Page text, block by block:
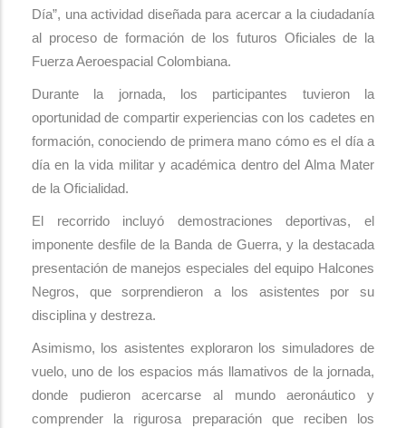
Día”, una actividad diseñada para acercar a la ciudadanía
al proceso de formación de los futuros Oficiales de la
Fuerza Aeroespacial Colombiana.
Durante la jornada, los participantes tuvieron la
oportunidad de compartir experiencias con los cadetes en
formación, conociendo de primera mano cómo es el día a
día en la vida militar y académica dentro del Alma Mater
de la Oficialidad.
El recorrido incluyó demostraciones deportivas, el
imponente desfile de la Banda de Guerra, y la destacada
presentación de manejos especiales del equipo Halcones
Negros, que sorprendieron a los asistentes por su
disciplina y destreza.
Asimismo, los asistentes exploraron los simuladores de
vuelo, uno de los espacios más llamativos de la jornada,
donde pudieron acercarse al mundo aeronáutico y
comprender la rigurosa preparación que reciben los